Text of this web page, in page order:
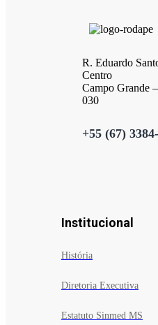
R. Eduardo
Centro
Campo Grande
030
+55 (67)
Institucional
História
Diretoria Executiva
Estatuto Sinmed MS